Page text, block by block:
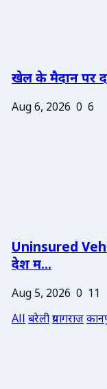
खेल के मैदान पर
Aug 6, 2026 0 6
Uninsured
देश म...
Aug 5, 2026 0 11
Allबरेलीप्रयागराज